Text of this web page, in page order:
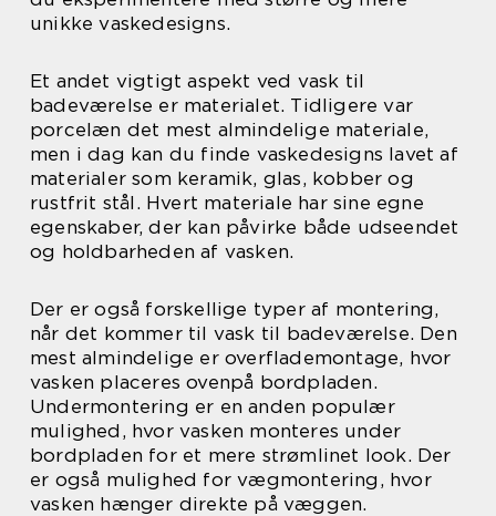
unikke vaskedesigns.
Et andet vigtigt aspekt ved vask til
badeværelse er materialet. Tidligere var
porcelæn det mest almindelige materiale,
men i dag kan du finde vaskedesigns lavet af
materialer som keramik, glas, kobber og
rustfrit stål. Hvert materiale har sine egne
egenskaber, der kan påvirke både udseendet
og holdbarheden af vasken.
Der er også forskellige typer af montering,
når det kommer til vask til badeværelse. Den
mest almindelige er overflademontage, hvor
vasken placeres ovenpå bordpladen.
Undermontering er en anden populær
mulighed, hvor vasken monteres under
bordpladen for et mere strømlinet look. Der
er også mulighed for vægmontering, hvor
vasken hænger direkte på væggen.